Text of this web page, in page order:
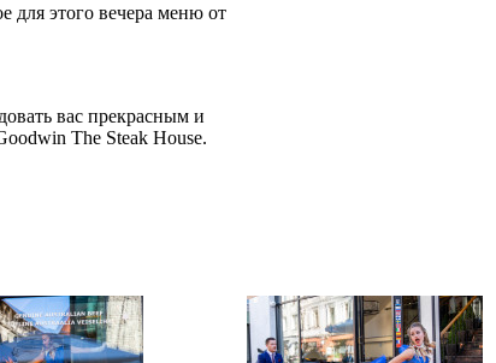
этого вечера меню от
вас прекрасным и
The Steak House.